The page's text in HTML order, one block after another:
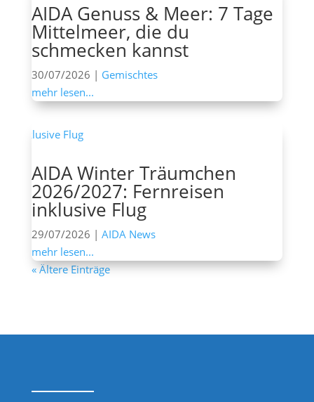
AIDA Genuss & Meer: 7 Tage
Mittelmeer, die du
schmecken kannst
30/07/2026 | Gemischtes
mehr lesen...
AIDA Winter Träumchen
2026/2027: Fernreisen
inklusive Flug
29/07/2026 | AIDA News
mehr lesen...
« Ältere Einträge